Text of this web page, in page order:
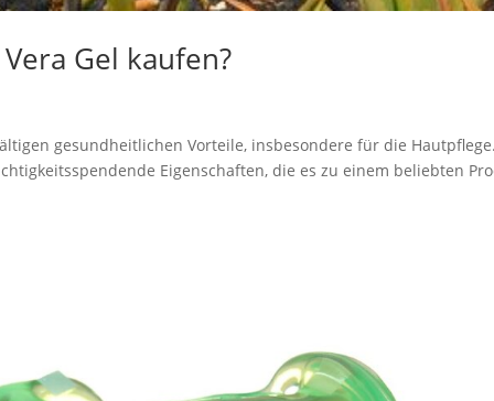
Gel kaufen?
gesundheitlichen Vorteile, insbesondere für die
Eigenschaften, die es zu einem beliebten